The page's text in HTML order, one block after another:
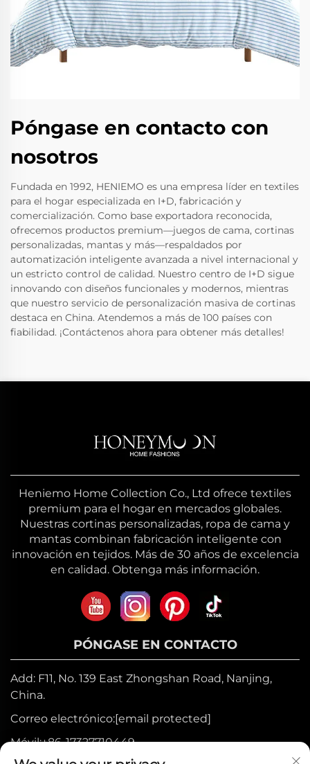
Póngase en contacto con
nosotros
Fundada en 1992, HENIEMO es una empresa líder en textiles
para el hogar especializada en I+D, fabricación y
comercialización. Como base exportadora reconocida,
ofrecemos productos premium—juegos de cama, cortinas
personalizadas, mantas y más—respaldados por
automatización inteligente avanzada a nivel internacional y
un estricto control de calidad. Nuestro centro de I+D sigue
innovando con diseños funcionales y modernos, mientras
que nuestro servicio de personalización masiva de cortinas
destaca en China. Atendemos a más de 100 países con
fiabilidad. ¡Contáctenos ahora para obtener más detalles!
Heniemo Home Collection Co., Ltd ofrece textiles
premium para el hogar en mercados globales.
Nuestras cortinas personalizadas, ropa de cama y
mantas combinan fabricación inteligente con
innovación en tejidos. Más de 30 años de excelencia
en calidad. Obtenga más información.
PÓNGASE EN CONTACTO
Add: F11, No. 139 East Zhongshan Road, Nanjing,
China.
Correo electrónico:[email protected]
Móvil:+86-17327710449